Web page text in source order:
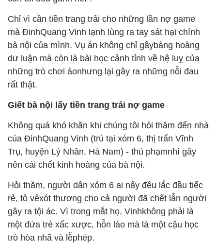
Chỉ vì cần tiền trang trải cho những lần nợ game
mà ĐinhQuang Vinh lạnh lùng ra tay sát hại chính
bà nội của mình. Vụ án không chỉ gâybàng hoàng
dư luận mà còn là bài học cảnh tỉnh về hệ luỵ của
những trò chơi ảonhưng lại gây ra những nỗi đau
rất thật.
Giết bà nội lấy tiền trang trải nợ game
Không quá khó khăn khi chúng tôi hỏi thăm đến nhà
của ĐinhQuang Vinh (trú tại xóm 6, thị trấn Vĩnh
Trụ, huyện Lý Nhân, Hà Nam) - thủ phạmnhí gây
nên cái chết kinh hoàng của bà nội.
Hỏi thăm, người dân xóm 6 ai nấy đều lắc đầu tiếc
rẻ, tỏ vẻxót thương cho cả người đã chết lẫn người
gây ra tội ác. Vì trong mắt họ, Vinhkhông phải là
một đứa trẻ xấc xược, hỗn láo mà là một cậu học
trò hòa nhã và lễphép.